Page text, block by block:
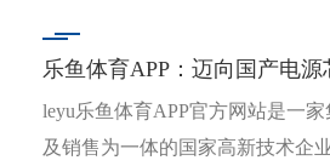
乐鱼体育APP：迈向国产电源
leyu乐鱼体育APP官方网站是一
及销售为一体的国家高新技术企